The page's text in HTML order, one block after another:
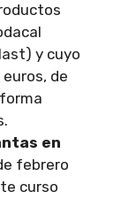
y cuyo
de
en
febrero
curso